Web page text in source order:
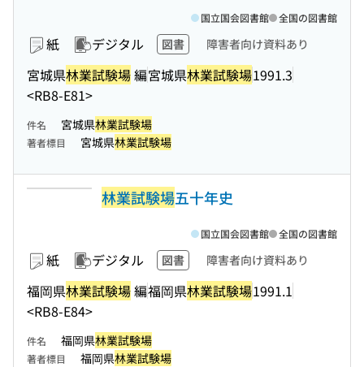
紙 デジタル 図書 障害者向け資料あり
宮城県林業試験場編宮城県林業試験場1991.3
<RB8-E81>
国立国会図書館 全国の図書館
件名 宮城県林業試験場
著者標目 宮城県林業試験場
林業試験場五十年史
紙 デジタル 図書 障害者向け資料あり
福岡県林業試験場編福岡県林業試験場1991.1
<RB8-E84>
国立国会図書館 全国の図書館
件名 福岡県林業試験場
著者標目 福岡県林業試験場